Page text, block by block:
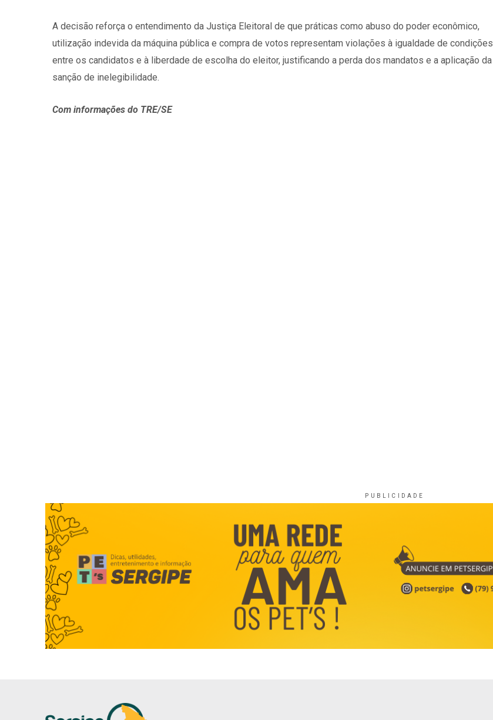
A decisão reforça o entendimento da Justiça Eleitoral de que práticas como abuso do poder econômico,
utilização indevida da máquina pública e compra de votos representam violações à igualdade de condições
entre os candidatos e à liberdade de escolha do eleitor, justificando a perda dos mandatos e a aplicação da
sanção de inelegibilidade.
Com informações do TRE/SE